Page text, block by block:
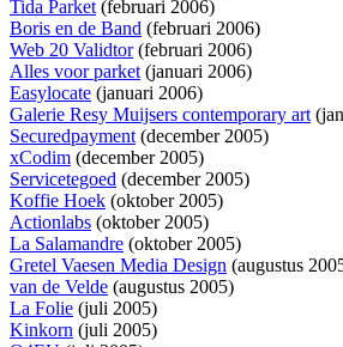
Tida Parket (februari 2006)
Boris en de Band (februari 2006)
Web 20 Validtor(februari 2006)
Alles voor parket (januari 2006)
Easylocate (januari 2006)
Galerie Resy Muijsers contemporary art
Securedpayment (december 2005)
xCodim (december 2005)
Servicetegoed (december 2005)
Koffie Hoek (oktober 2005)
Actionlabs (oktober 2005)
La Salamandre (oktober 2005)
Gretel Vaesen Media Design (augustus
van de Velde (augustus 2005)
La Folie (juli 2005)
Kinkorn (juli 2005)